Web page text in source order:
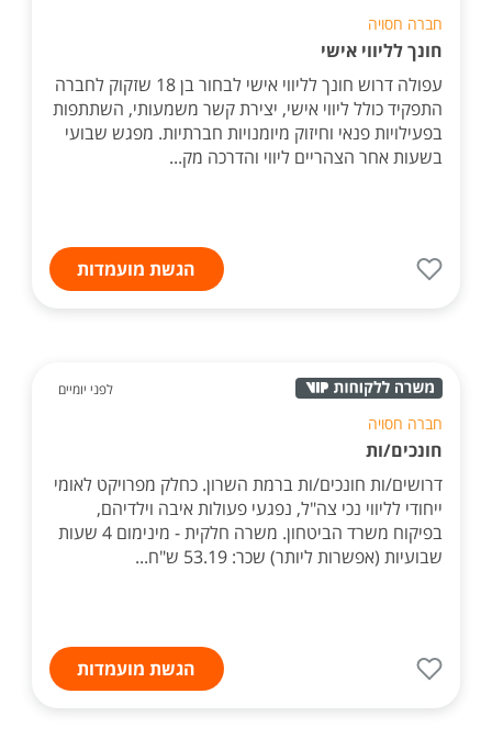
חברה חסויה
חונך לליווי אישי
עפולה דרוש חונך לליווי אישי לבחור בן 18 שזקוק לחברה
התפקיד כולל ליווי אישי, יצירת קשר משמעותי, השתתפות
בפעילויות פנאי וחיזוק מיומנויות חברתיות. מפגש שבועי
בשעות אחר הצהריים ליווי והדרכה מק...
הגשת מועמדות
לפני יומיים
חברה חסויה
חונכים/ות
דרושים/ות חונכים/ות ברמת השרון. כחלק מפרויקט לאומי
ייחודי לליווי נכי צה"ל, נפגעי פעולות איבה וילדיהם,
בפיקוח משרד הביטחון. משרה חלקית - מינימום 4 שעות
שבועיות (אפשרות ליותר) שכר: 53.19 ש"ח...
הגשת מועמדות